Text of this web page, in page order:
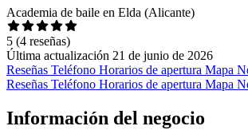
Academia de baile en Elda (Alicante)
5 (4 reseñas)
Última actualización 21 de junio de 2026
Reseñas Teléfono Horarios de apertura Mapa
Reseñas Teléfono Horarios de apertura Mapa
Información del negocio